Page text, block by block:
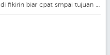
fikirin biar cpat smpai tujuan ...